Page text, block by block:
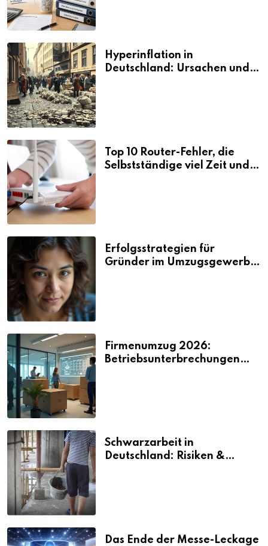
Hyperinflation in
Deutschland: Ursachen und
Top 10 Router-Fehler, die
Selbstständige viel Zeit und
Erfolgsstrategien für
Gründer im Umzugsgewerbe
Firmenumzug 2026:
Betriebsunterbrechungen
Schwarzarbeit in
Deutschland: Risiken &
Das Ende der Messe-Leckage